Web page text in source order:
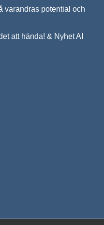
varandras potential och
att hända! & Nyhet AI